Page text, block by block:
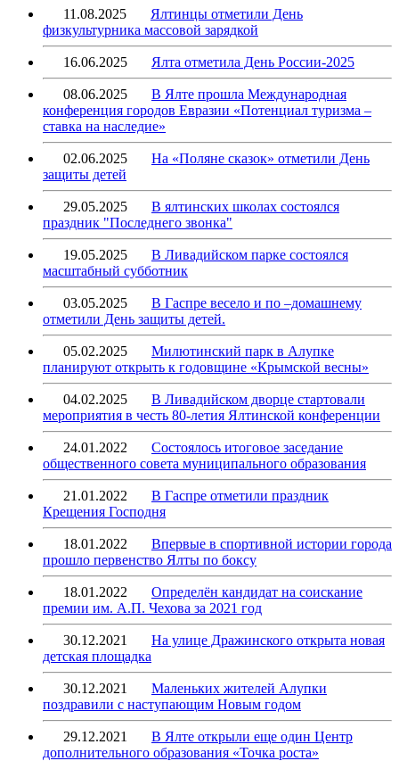
11.08.2025
Ялтинцы отметили День
физкультурника массовой зарядкой
16.06.2025 Ялта отметила День России-2025
08.06.2025
В Ялте прошла Международная
конференция городов Евразии «Потенциал туризма –
ставка на наследие»
02.06.2025
На «Поляне сказок» отметили День
защиты детей
29.05.2025
В ялтинских школах состоялся
праздник "Последнего звонка"
19.05.2025
В Ливадийском парке состоялся
масштабный субботник
03.05.2025
В Гаспре весело и по –домашнему
отметили День защиты детей.
05.02.2025
Милютинский парк в Алупке
планируют открыть к годовщине «Крымской весны»
04.02.2025
В Ливадийском дворце стартовали
мероприятия в честь 80-летия Ялтинской конференции
24.01.2022
Состоялось итоговое заседание
общественного совета муниципального образования
21.01.2022
В Гаспре отметили праздник
Крещения Господня
18.01.2022
Впервые в спортивной истории города
прошло первенство Ялты по боксу
18.01.2022
Определён кандидат на соискание
премии им. А.П. Чехова за 2021 год
30.12.2021
На улице Дражинского открыта новая
детская площадка
30.12.2021
Маленьких жителей Алупки
поздравили с наступающим Новым годом
29.12.2021
В Ялте открыли еще один Центр
дополнительного образования «Точка роста»